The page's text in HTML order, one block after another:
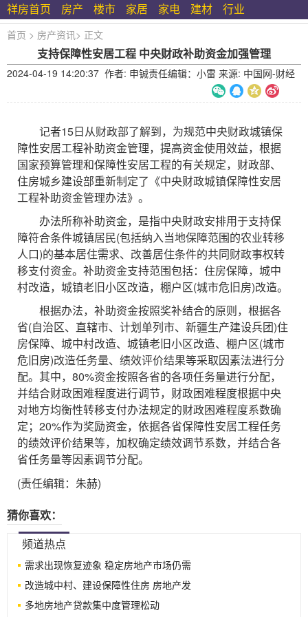
祥房首页 房产 楼市 家居 家电 建材 行业
首页 > 房产资讯> 正文
支持保障性安居工程 中央财政补助资金加强管理
2024-04-19 14:20:37 作者: 申铖责任编辑：小雷 来源: 中国网-财经
记者15日从财政部了解到，为规范中央财政城镇保
障性安居工程补助资金管理，提高资金使用效益，根据
国家预算管理和保障性安居工程的有关规定，财政部、
住房城乡建设部重新制定了《中央财政城镇保障性安居
工程补助资金管理办法》。
办法所称补助资金，是指中央财政安排用于支持保
障符合条件城镇居民(包括纳入当地保障范围的农业转移
人口)的基本居住需求、改善居住条件的共同财政事权转
移支付资金。补助资金支持范围包括：住房保障，城中
村改造，城镇老旧小区改造，棚户区(城市危旧房)改造。
根据办法，补助资金按照奖补结合的原则，根据各
省(自治区、直辖市、计划单列市、新疆生产建设兵团)住
房保障、城中村改造、城镇老旧小区改造、棚户区(城市
危旧房)改造任务量、绩效评价结果等采取因素法进行分
配。其中，80%资金按照各省的各项任务量进行分配，
并结合财政困难程度进行调节，财政困难程度根据中央
对地方均衡性转移支付办法规定的财政困难程度系数确
定；20%作为奖励资金，依据各省保障性安居工程任务
的绩效评价结果等，加权确定绩效调节系数，并结合各
省任务量等因素调节分配。
(责任编辑：朱赫)
猜你喜欢：
频道热点
需求出现恢复迹象 稳定房地产市场仍需
改造城中村、建设保障性住房 房地产发
多地房地产贷款集中度管理松动